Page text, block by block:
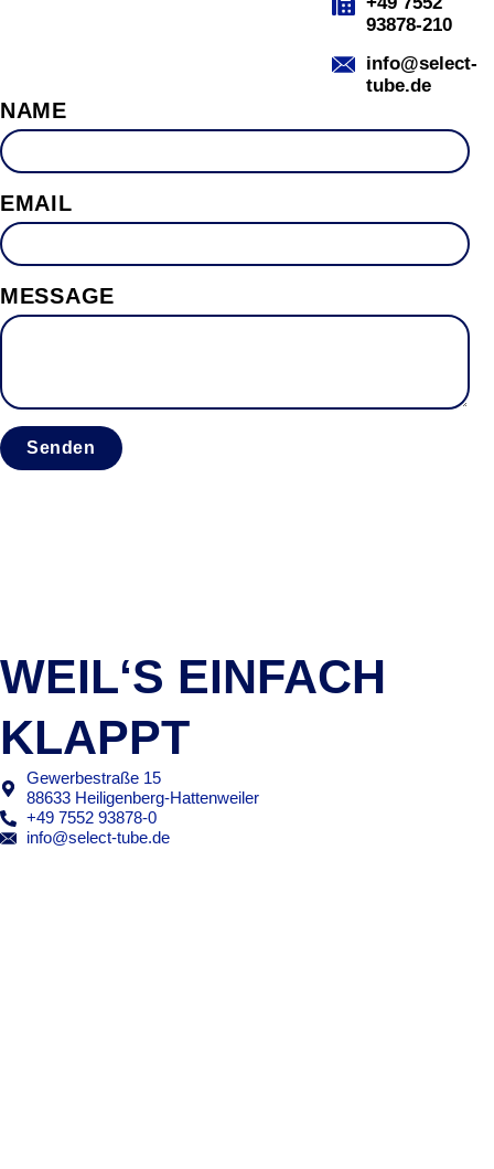
93878-210
info@select-
tube.de
NAME
EMAIL
MESSAGE
Senden
WEIL‘S EINFACH
KLAPPT
Gewerbestraße 15
88633 Heiligenberg-Hattenweiler
+49 7552 93878-0
info@select-tube.de